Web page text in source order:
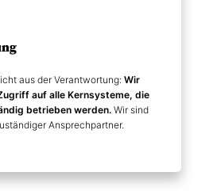
aus der Verantwortung: Wir
auf alle Kernsysteme, die
betrieben werden. Wir sind
Ansprechpartner.